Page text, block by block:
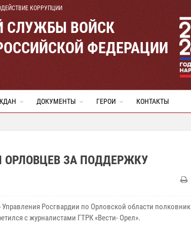
КОРРУПЦИИ
СЛУЖБЫ ВОЙСК
ФЕДЕРАЦИИ
ДОКУМЕНТЫ ГЕРОИ КОНТАКТЫ
ЗА ПОДДЕРЖКУ
Росгвардии по Орловской области полковник
с журналистами ГТРК «Вести- Орел».